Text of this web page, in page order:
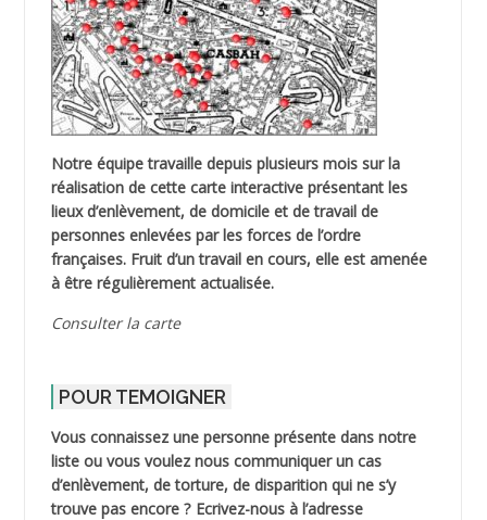
Notre équipe travaille depuis plusieurs mois sur la
réalisation de cette carte interactive présentant les
lieux d’enlèvement, de domicile et de travail de
personnes enlevées par les forces de l’ordre
françaises. Fruit d’un travail en cours, elle est amenée
à être régulièrement actualisée.
Consulter la carte
POUR TEMOIGNER
Vous connaissez une personne présente dans notre
liste ou vous voulez nous communiquer un cas
d’enlèvement, de torture, de disparition qui ne s’y
trouve pas encore ? Ecrivez-nous à l’adresse